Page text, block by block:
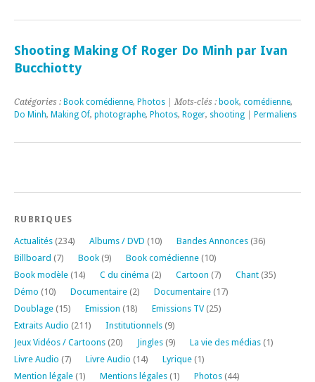
Shooting Making Of Roger Do Minh par Ivan
Bucchiotty
Catégories : Book comédienne, Photos | Mots-clés : book, comédienne,
Do Minh, Making Of, photographe, Photos, Roger, shooting Permaliens
RUBRIQUES
Actualités (234) Albums / DVD (10) Bandes Annonces (36)
Billboard (7) Book (9) Book comédienne (10)
Book modèle (14) C du cinéma (2) Cartoon (7) Chant (35)
Démo (10) Documentaire (2) Documentaire (17)
Doublage (15) Emission (18) Emissions TV(25)
Extraits Audio (211) Institutionnels (9)
Jeux Vidéos / Cartoons (20) Jingles (9) La vie des médias (1)
Livre Audio (7) Livre Audio (14) Lyrique (1)
Mention légale (1) Mentions légales (1) Photos (44)